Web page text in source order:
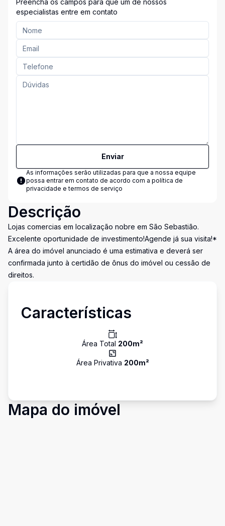
Preencha os campos para que um de nossos
especialistas entre em contato
Enviar
As informações serão utilizadas para que a nossa equipe
possa entrar em contato de acordo com a política de
privacidade e termos de serviço
Descrição
Lojas comercias em localização nobre em São Sebastião.
Excelente oportunidade de investimento!Agende já sua visita!*
A área do imóvel anunciado é uma estimativa e deverá ser
confirmada junto à certidão de ônus do imóvel ou cessão de
direitos.
Características
Área Total 200m²
Área Privativa 200m²
Mapa do imóvel